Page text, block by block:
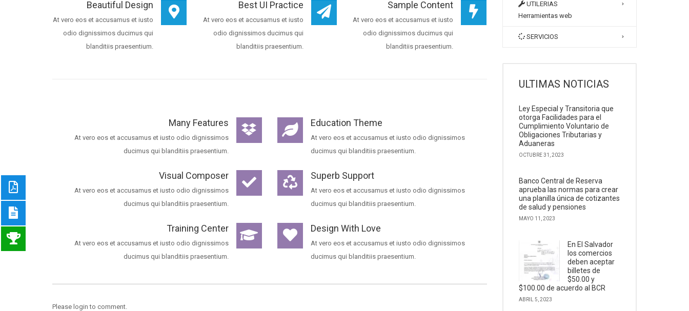
Beautiful Design
At vero eos et accusamus et iusto
odio dignissimos ducimus qui
blanditiis praesentium.
Best UI Practice
At vero eos et accusamus et iusto
odio dignissimos ducimus qui
blanditiis praesentium.
Sample Content
At vero eos et accusamus et iusto
odio dignissimos ducimus qui
blanditiis praesentium.
Many Features
At vero eos et accusamus et iusto odio dignissimos
ducimus qui blanditiis praesentium.
Visual Composer
At vero eos et accusamus et iusto odio dignissimos
ducimus qui blanditiis praesentium.
Training Center
At vero eos et accusamus et iusto odio dignissimos
ducimus qui blanditiis praesentium.
Education Theme
At vero eos et accusamus et iusto odio dignissimos
ducimus qui blanditiis praesentium.
Superb Support
At vero eos et accusamus et iusto odio dignissimos
ducimus qui blanditiis praesentium.
Design With Love
At vero eos et accusamus et iusto odio dignissimos
ducimus qui blanditiis praesentium.
Please login to comment.
UTILERIAS
Herramientas web
SERVICIOS
ULTIMAS NOTICIAS
Ley Especial y Transitoria que
otorga Facilidades para el
Cumplimiento Voluntario de
Obligaciones Tributarias y
Aduaneras
OCTUBRE 31, 2023
Banco Central de Reserva
aprueba las normas para crear
una planilla única de cotizantes
de salud y pensiones
MAYO 11, 2023
En El Salvador
los comercios
deben aceptar
billetes de
$50.00 y
$100.00 de acuerdo al BCR
ABRIL 5, 2023